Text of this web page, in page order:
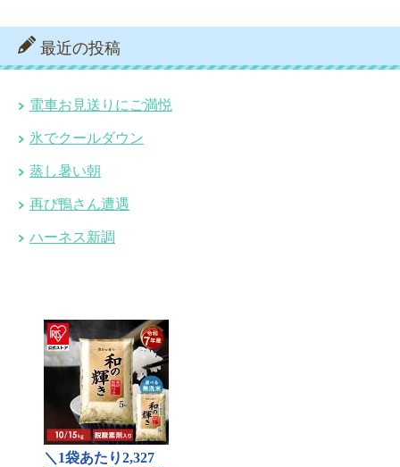
最近の投稿
電車お見送りにご満悦
氷でクールダウン
蒸し暑い朝
再び鴨さん遭遇
ハーネス新調